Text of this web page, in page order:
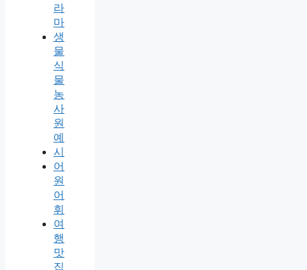
라
마
생
물
식
물
농
사
원
예
시
어
원
어
휘
여
행
맛
집